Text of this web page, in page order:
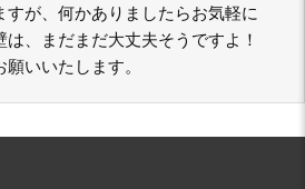
すが、何かありましたらお気軽に
、まだまだ大丈夫そうですよ！
いいたします。